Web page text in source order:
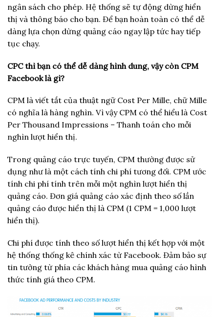
ngân sách cho phép. Hệ thống sẽ tự động dừng hiển
thị và thông báo cho bạn. Để bạn hoàn toàn có thể dễ
dàng lựa chọn dừng quảng cáo ngay lập tức hay tiếp
tục chạy.
CPC thì bạn có thể dễ dàng hình dung, vậy còn CPM
Facebook là gì?
CPM là viết tắt của thuật ngữ Cost Per Mille, chữ Mille
có nghĩa là hàng nghìn. Vì vậy CPM có thể hiểu là Cost
Per Thousand Impressions – Thanh toán cho mỗi
nghìn lượt hiển thị.
Trong quảng cáo trực tuyến, CPM thường được sử
dụng như là một cách tính chi phí tương đối. CPM ước
tính chi phí tính trên mỗi một nghìn lượt hiển thị
quảng cáo. Đơn giá quảng cáo xác định theo số lần
quảng cáo được hiển thị là CPM (1 CPM = 1,000 lượt
hiển thị).
Chi phí được tính theo số lượt hiển thị kết hợp với một
hệ thống thống kê chính xác từ Facebook. Đảm bảo sự
tin tưởng từ phía các khách hàng mua quảng cáo hình
thức tính giá theo CPM.